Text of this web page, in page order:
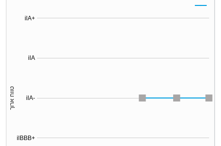
ilBBB+
ilA-
ilA
ilA+
טווח ארוך